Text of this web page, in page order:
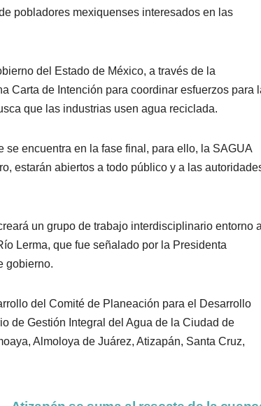
pobladores mexiquenses interesados en las
del Estado de México, a través de la
Carta de Intención para coordinar esfuerzos para
que las industrias usen agua reciclada.
encuentra en la fase final, para ello, la SAGUA
estarán abiertos a todo público y a las
un grupo de trabajo interdisciplinario entorno al
Lerma, que fue señalado por la Presidenta
gobierno.
del Comité de Planeación para el Desarrollo
de Gestión Integral del Agua de la Ciudad de
Almoloya de Juárez, Atizapán, Santa Cruz,